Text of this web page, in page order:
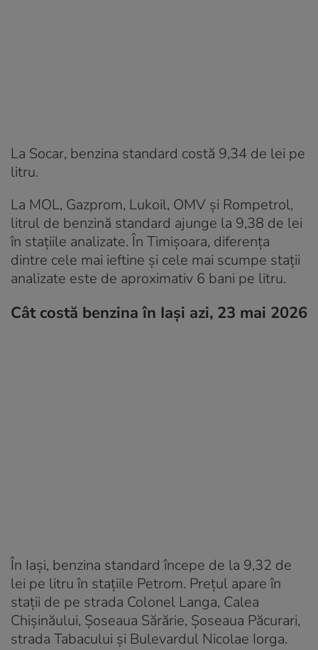
La Socar, benzina standard costă 9,34 de lei pe
litru.
La MOL, Gazprom, Lukoil, OMV și Rompetrol,
litrul de benzină standard ajunge la 9,38 de lei
în stațiile analizate. În Timișoara, diferența
dintre cele mai ieftine și cele mai scumpe stații
analizate este de aproximativ 6 bani pe litru.
Cât costă benzina în Iași azi, 23 mai 2026
În Iași, benzina standard începe de la 9,32 de
lei pe litru în stațiile Petrom. Prețul apare în
stații de pe strada Colonel Langa, Calea
Chișinăului, Șoseaua Sărărie, Șoseaua Păcurari,
strada Tabacului și Bulevardul Nicolae Iorga.